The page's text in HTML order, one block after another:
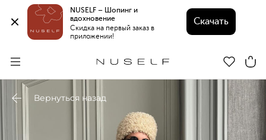
NUSELF – Шопинг и
вдохновение
Скидка на первый заказ в
приложении!
Скачать
Вернуться назад